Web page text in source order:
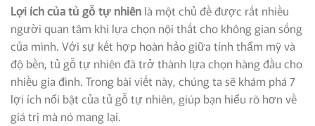
Lợi ích của tủ gỗ tự nhiên là một chủ đề được rất nhiều
người quan tâm khi lựa chọn nội thất cho không gian sống
của mình. Với sự kết hợp hoàn hảo giữa tính thẩm mỹ và
độ bền, tủ gỗ tự nhiên đã trở thành lựa chọn hàng đầu cho
nhiều gia đình. Trong bài viết này, chúng ta sẽ khám phá 7
lợi ích nổi bật của tủ gỗ tự nhiên, giúp bạn hiểu rõ hơn về
giá trị mà nó mang lại.